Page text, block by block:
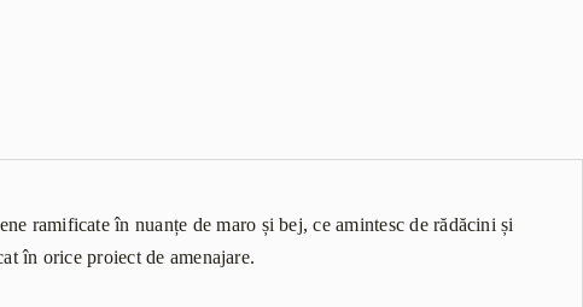
ramificate în nuanțe de maro și bej, ce amintesc de rădăcini și
în orice proiect de amenajare.